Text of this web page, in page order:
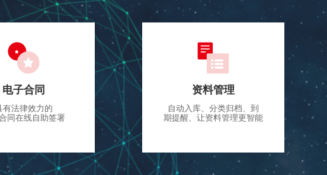
电子合同
有法律效力的
同在线自助签署
资料管理
自动入库、分类归档、到
期提醒、让资料管理更智能